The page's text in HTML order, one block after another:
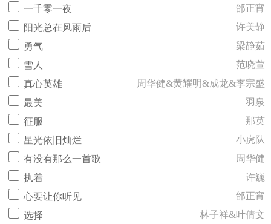
一千零一夜
邰正宵
阳光总在风雨后
许美静
勇气
梁静茹
雪人
范晓萱
真心英雄
周华健&黄耀明&成龙&李宗盛
最美
羽泉
征服
那英
星光依旧灿烂
小虎队
有没有那么一首歌
周华健
执着
许巍
心要让你听见
邰正宵
选择
林子祥&叶倩文